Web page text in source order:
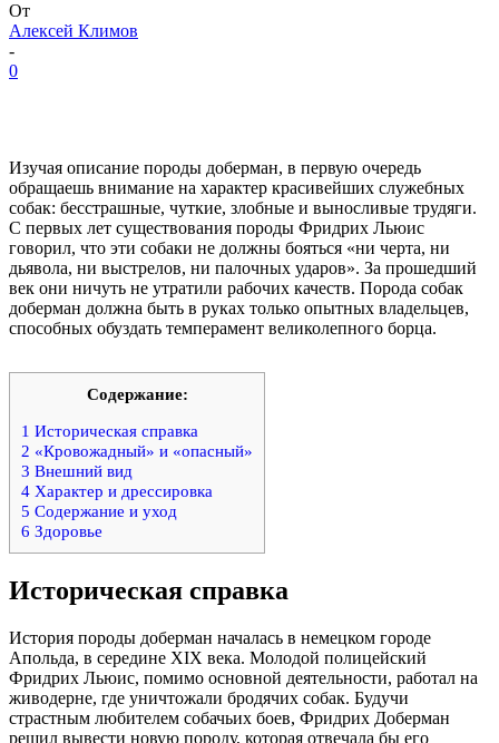
От
Алексей Климов
-
0
Изучая описание породы доберман, в первую очередь
обращаешь внимание на характер красивейших служебных
собак: бесстрашные, чуткие, злобные и выносливые трудяги.
С первых лет существования породы Фридрих Льюис
говорил, что эти собаки не должны бояться «ни черта, ни
дьявола, ни выстрелов, ни палочных ударов». За прошедший
век они ничуть не утратили рабочих качеств. Порода собак
доберман должна быть в руках только опытных владельцев,
способных обуздать темперамент великолепного борца.
Содержание:
1 Историческая справка
2 «Кровожадный» и «опасный»
3 Внешний вид
4 Характер и дрессировка
5 Содержание и уход
6 Здоровье
Историческая справка
История породы доберман началась в немецком городе
Апольда, в середине XIX века. Молодой полицейский
Фридрих Льюис, помимо основной деятельности, работал на
живодерне, где уничтожали бродячих собак. Будучи
страстным любителем собачьих боев, Фридрих Доберман
решил вывести новую породу, которая отвечала бы его